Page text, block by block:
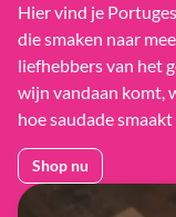
Hier vind je
die smaken naar
liefhebbers van het
wijn vandaan komt,
hoe saudade
Shop nu